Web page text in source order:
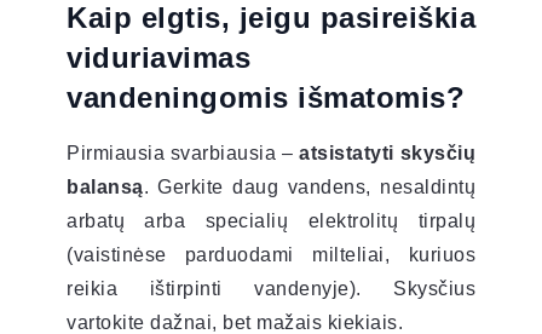
Kaip elgtis, jeigu pasireiškia
viduriavimas
vandeningomis išmatomis?
Pirmiausia svarbiausia –atsistatyti skysčių
balansą. Gerkite daug vandens, nesaldintų
arbatų arba specialių elektrolitų tirpalų
(vaistinėse parduodami milteliai, kuriuos
reikia ištirpinti vandenyje). Skysčius
vartokite dažnai, bet mažais kiekiais.